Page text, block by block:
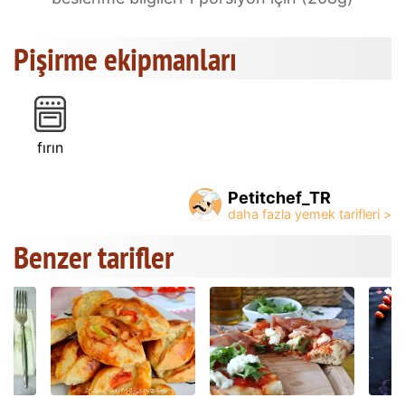
Pişirme ekipmanları
fırın
Petitchef_TR
Benzer tarifler